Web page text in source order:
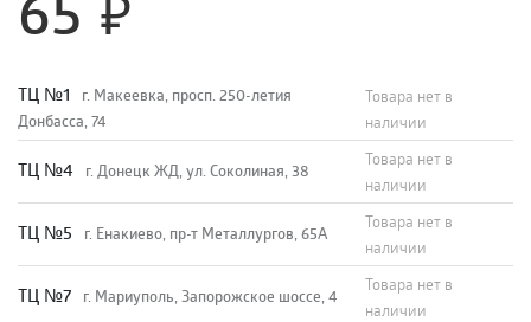
TЦ №1
г. Макеевка, просп. 250-летия
Донбасса, 74
Товара нет в
наличии
TЦ №4 г. Донецк ЖД, ул. Соколиная, 38
Товара нет в
наличии
TЦ №5 г. Енакиево, пр-т Металлургов, 65А
Товара нет в
наличии
ТЦ №7 г. Мариуполь, Запорожское шоссе, 4
Товара нет в
наличии